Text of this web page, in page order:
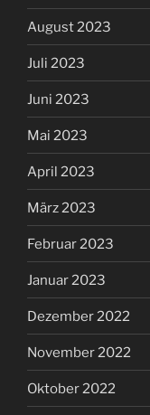
August 2023
Juli 2023
Juni 2023
Mai 2023
April 2023
März 2023
Februar 2023
Januar 2023
Dezember 2022
November 2022
Oktober 2022